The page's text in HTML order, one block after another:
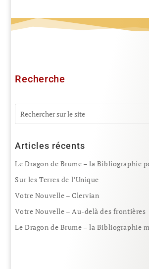
Recherche
Articles récents
Le Dragon de Brume – la Bibliographie
Sur les Terres de l’Unique
Votre Nouvelle – Clervian
Votre Nouvelle – Au-delà des frontières
Le Dragon de Brume – la Bibliographie